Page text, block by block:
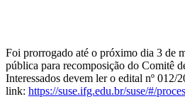
Foi prorrogado até o próximo dia 3 de
pública para recomposição do Comitê
Interessados devem ler o edital nº 012/
link: https://suse.ifg.edu.br/suse/#/